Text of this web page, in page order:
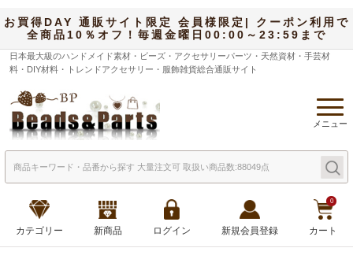
お買得DAY 通販サイト限定 会員様限定| クーポン利用で
全商品10％オフ！毎週金曜日00:00～23:59まで
日本最大級のハンドメイド素材・ビーズ・アクセサリーパーツ・天然資材・手芸材
料・DIY材料・トレンドアクセサリー・服飾雑貨総合通販サイト
メニュー
カテゴリー 新商品 ログイン 新規会員登録
0
カート